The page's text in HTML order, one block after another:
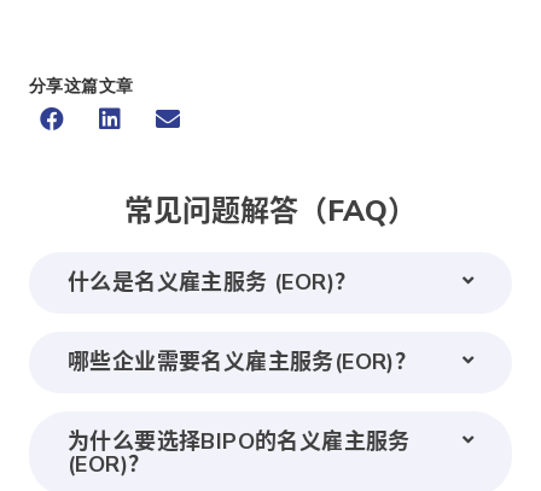
分享这篇文章
常见问题解答（FAQ）
什么是名义雇主服务 (EOR)？
哪些企业需要名义雇主服务(EOR)？
为什么要选择BIPO的名义雇主服务
(EOR)？